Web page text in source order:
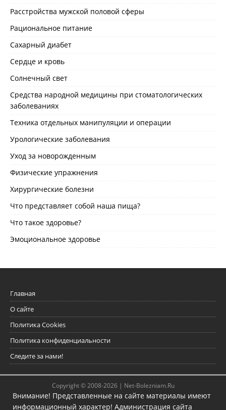
Расстройства мужской половой сферы
Рациональное питание
Сахарный диабет
Сердце и кровь
Солнечный свет
Средства народной медицины при стоматологических
заболеваниях
Техника отдельных манипуляции и операции
Урологические заболевания
Уход за новорожденным
Физические упражнения
Хирургические болезни
Что представляет собой наша пища?
Что такое здоровье?
Эмоциональное здоровье
Главная
О сайте
Политика Cookies
Политика конфиденциальности
Следите за нами!
Copyright © 2008-2026 | Net-Bolezniam.Ru
Внимание! Представленные на сайте материалы имеют
информационный характер! Администрация сайта